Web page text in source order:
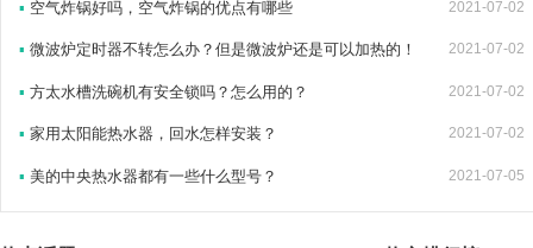
▪ 空气炸锅好吗，空气炸锅的优点有哪些 2021-07-02
▪ 微波炉定时器不转怎么办？但是微波炉还是可以加热的！ 2021-07-02
▪ 方太水槽洗碗机有安全锁吗？怎么用的？ 2021-07-02
▪ 家用太阳能热水器，回水怎样安装？ 2021-07-02
▪ 美的中央热水器都有一些什么型号？ 2021-07-05